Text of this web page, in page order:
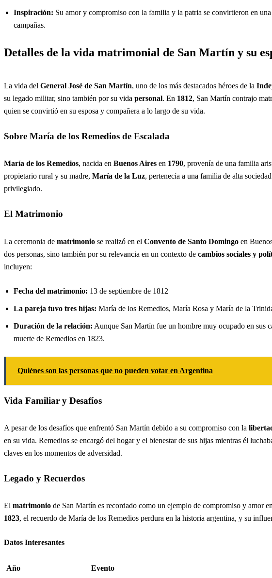
Inspiración: Su amor y compromiso con la familia y la patria se convirtieron en
campañas.
Detalles de la vida matrimonial de San Martín y su
La vida del General José de San Martín, uno de los más destacados héroes de la
su legado militar, sino también por su vida personal. En 1812, San Martín contrajo
quien se convirtió en su esposa y compañera a lo largo de su vida.
Sobre María de los Remedios de Escalada
María de los Remedios, nacida en Buenos Aires en 1790, provenía de una familia
propietario rural y su madre, María de la Luz, pertenecía a una familia de alta
privilegiado.
El Matrimonio
La ceremonia de matrimonio se realizó en el Convento de Santo Domingo en
dos personas, sino también por su relevancia en un contexto de cambios sociales y
incluyen:
Fecha del matrimonio: 13 de septiembre de 1812
La pareja tuvo tres hijas: María de los Remedios, María Rosa y María de la
Duración de la relación: Aunque San Martín fue un hombre muy ocupado en sus
muerte de Remedios en 1823.
Quiénes son las personas que no pueden votar en Argentina
Vida Familiar y Desafíos
A pesar de los desafíos que enfrentó San Martín debido a su compromiso con la
en su vida. Remedios se encargó del hogar y el bienestar de sus hijas mientras él
claves en los momentos de adversidad.
Legado y Recuerdos
El matrimonio de San Martín es recordado como un ejemplo de compromiso y amor
1823, el recuerdo de María de los Remedios perdura en la historia argentina, y su
Datos Interesantes
Año
Evento